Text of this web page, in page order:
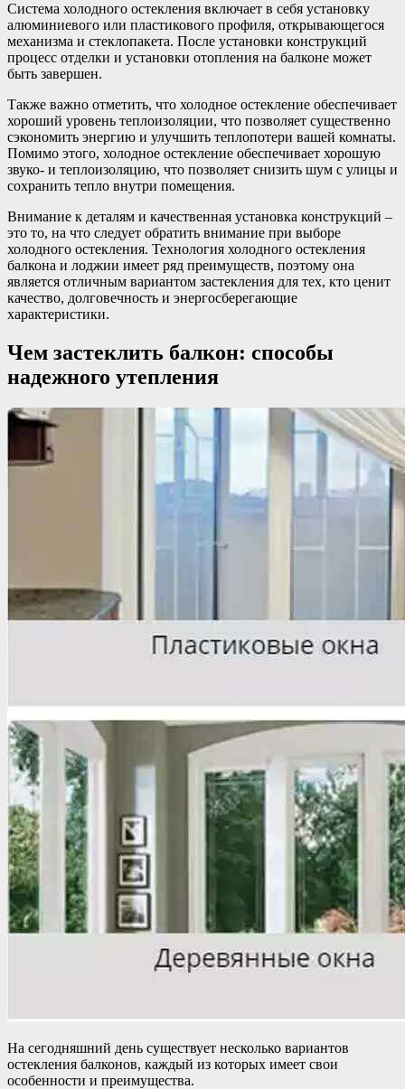
Система холодного остекления включает в себя установку
алюминиевого или пластикового профиля, открывающегося
механизма и стеклопакета. После установки конструкций
процесс отделки и установки отопления на балконе может
быть завершен.
Также важно отметить, что холодное остекление обеспечивает
хороший уровень теплоизоляции, что позволяет существенно
сэкономить энергию и улучшить теплопотери вашей комнаты.
Помимо этого, холодное остекление обеспечивает хорошую
звуко- и теплоизоляцию, что позволяет снизить шум с улицы и
сохранить тепло внутри помещения.
Внимание к деталям и качественная установка конструкций –
это то, на что следует обратить внимание при выборе
холодного остекления. Технология холодного остекления
балкона и лоджии имеет ряд преимуществ, поэтому она
является отличным вариантом застекления для тех, кто ценит
качество, долговечность и энергосберегающие
характеристики.
Чем застеклить балкон: способы
надежного утепления
На сегодняшний день существует несколько вариантов
остекления балконов, каждый из которых имеет свои
особенности и преимущества.